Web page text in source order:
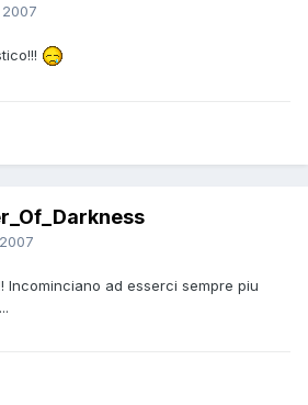
Incominciano ad esserci sempre piu